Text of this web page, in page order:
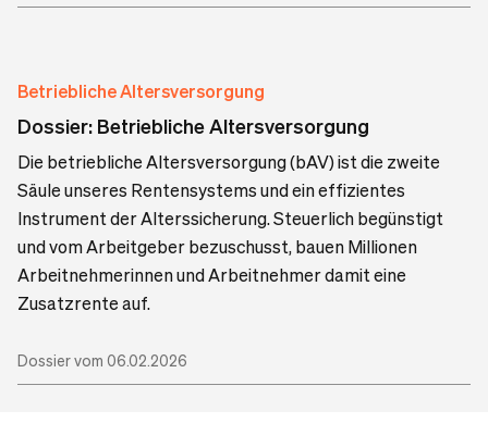
Betriebliche Altersversorgung
Dossier: Betriebliche Altersversorgung
Die betriebliche Altersversorgung (bAV) ist die zweite
Säule unseres Rentensystems und ein effizientes
Instrument der Alterssicherung. Steuerlich begünstigt
und vom Arbeitgeber bezuschusst, bauen Millionen
Arbeitnehmerinnen und Arbeitnehmer damit eine
Zusatzrente auf.
Dossier vom 06.02.2026